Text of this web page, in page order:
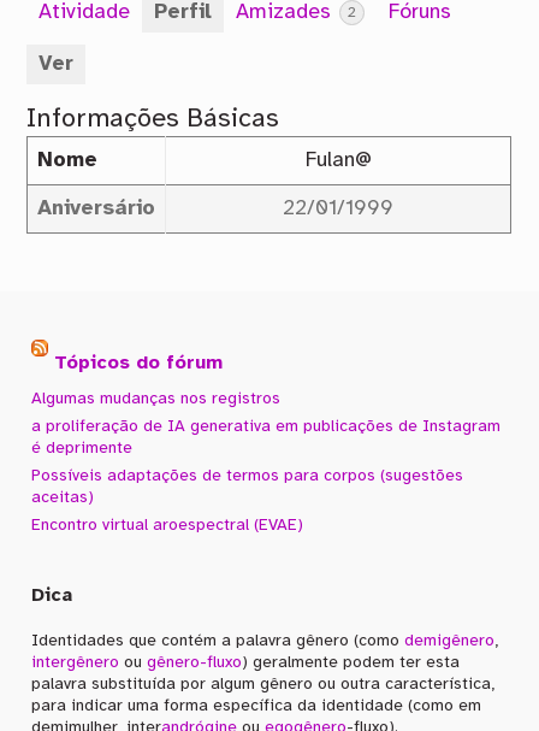
Atividade Perfil Amizades 2 Fóruns
Ver
Informações Básicas
Nome Fulan@
Aniversário 22/01/1999
Tópicos do fórum
Algumas mudanças nos registros
a proliferação de IA generativa em publicações de Instagram
é deprimente
Possíveis adaptações de termos para corpos (sugestões
aceitas)
Encontro virtual aroespectral (EVAE)
Dica
Identidades que contém a palavra gênero (comodemigênero,
intergênero ougênero-fluxo) geralmente podem ter esta
palavra substituída por algum gênero ou outra característica,
para indicar uma forma específica da identidade (como em